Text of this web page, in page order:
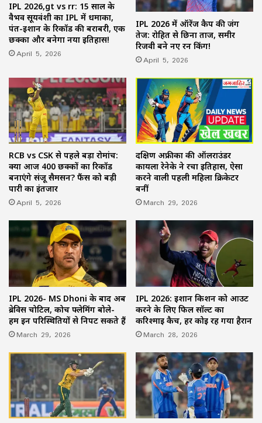
IPL 2026,gt vs rr: 15 साल के
वैभव सूर्यवंशी का IPL में धमाका,
पंत-इशान के रिकॉर्ड की बराबरी, एक
छक्का और बनेगा नया इतिहास!
April 5, 2026
IPL 2026 में ऑरेंज कैप की जंग
तेज: रोहित से छिना ताज, समीर
रिजवी बने नए रन किंग!
April 5, 2026
RCB vs CSK से पहले बड़ा रोमांच:
क्या आज 400 छक्कों का रिकॉर्ड
बनाएंगे संजू सैमसन? फैंस को बड़ी
पारी का इंतजार
April 5, 2026
दक्षिण अफ्रीका की ऑलराउंडर
कायला रेनेके ने रचा इतिहास, ऐसा
करने वाली पहली महिला क्रिकेटर
बनीं
March 29, 2026
IPL 2026- MS Dhoni के बाद अब
ब्रेविस चोटिल, कोच फ्लेमिंग बोले-
हम इन परिस्थितियों से निपट सकते हैं
March 29, 2026
IPL 2026: ईशान किशन को आउट
करने के लिए फिल सॉल्ट का
करिश्माई कैच, हर कोई रह गया हैरान
March 28, 2026